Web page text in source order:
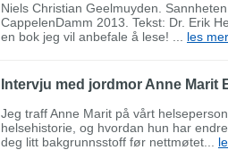
Niels Christian Geelmuyden.
CappelenDamm 2013. Tekst: Dr. Erik
en bok jeg vil anbefale å lese! ... les mer
Intervju med jordmor Anne Marit
Jeg traff Anne Marit på vårt
helsehistorie, og hvordan hun har
deg litt bakgrunnsstoff før nettmøtet...